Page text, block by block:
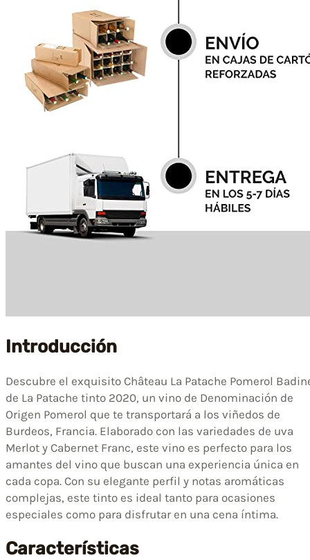
Introducción
Descubre el exquisito Château La Patache Pomerol
de La Patache tinto 2020, un vino de Denominación de
Origen Pomerol que te transportará a los viñedos de
Burdeos, Francia. Elaborado con las variedades de uva
Merlot y Cabernet Franc, este vino es perfecto para los
amantes del vino que buscan una experiencia única en
cada copa. Con su elegante perfil y notas aromáticas
complejas, este tinto es ideal tanto para ocasiones
especiales como para disfrutar en una cena íntima.
Características